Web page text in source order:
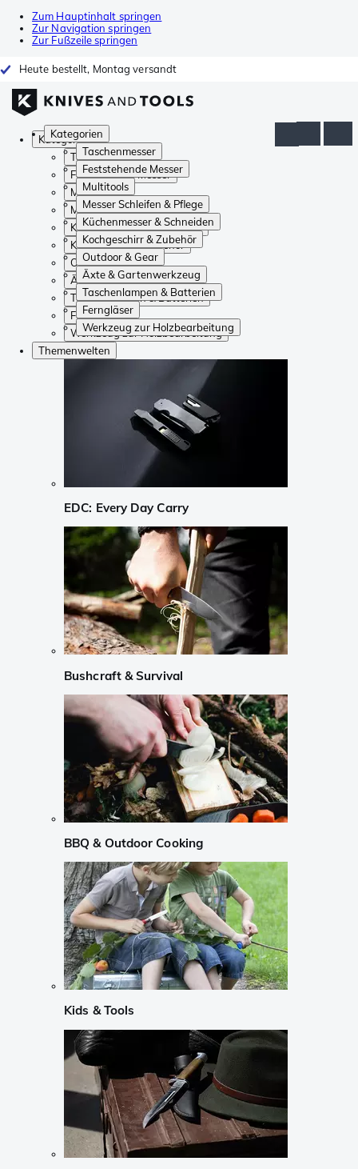
Zum Hauptinhalt springen
Zur Navigation springen
Zur Fußzeile springen
Heute bestellt, Montag versandt
Kategorien
Taschenmesser
Feststehende Messer
Multitools
Messer Schleifen & Pflege
Küchenmesser & Schneiden
Kochgeschirr & Zubehör
Outdoor & Gear
Äxte & Gartenwerkzeug
Taschenlampen & Batterien
Ferngläser
Werkzeug zur Holzbearbeitung
Kategorien
Taschenmesser
Feststehende Messer
Multitools
Messer Schleifen & Pflege
Küchenmesser & Schneiden
Kochgeschirr & Zubehör
Outdoor & Gear
Äxte & Gartenwerkzeug
Taschenlampen & Batterien
Ferngläser
Werkzeug zur Holzbearbeitung
Themenwelten
EDC: Every Day Carry
Bushcraft & Survival
BBQ & Outdoor Cooking
Kids & Tools